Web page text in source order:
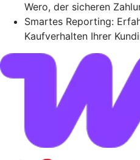
Wero, der sicheren
Smartes Reporting:
Kaufverhalten Ihrer